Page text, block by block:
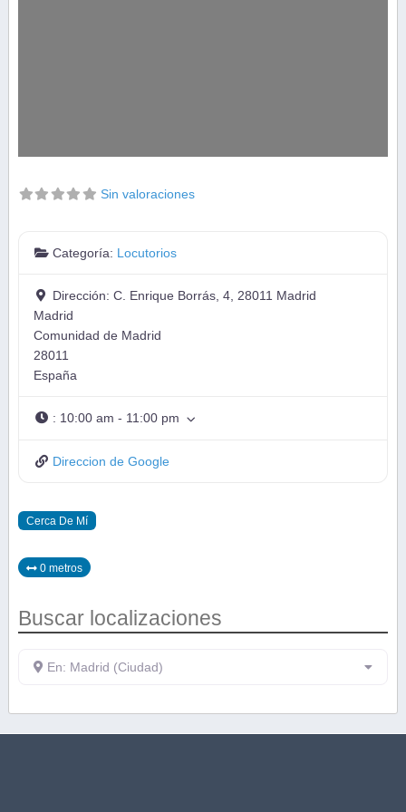
Sin valoraciones
Categoría: Locutorios
Dirección:C. Enrique Borrás, 4, 28011 Madrid
Madrid
Comunidad de Madrid
28011
España
: 10:00 am - 11:00 pm
Direccion de Google
Cerca De Mí
0 metros
Buscar localizaciones
En: Madrid (Ciudad)